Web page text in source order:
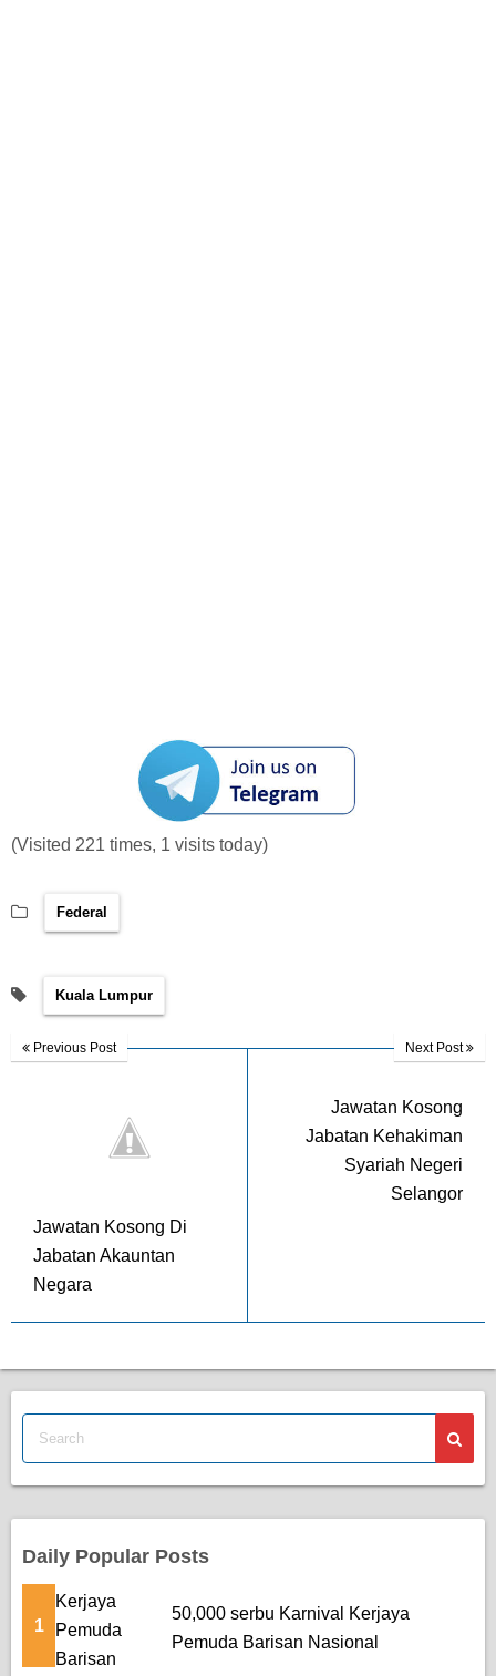
(Visited 221 times, 1 visits today)
Federal
Kuala Lumpur
Previous Post
Jawatan Kosong Di
Jabatan Akauntan
Negara
Next Post
Jawatan Kosong
Jabatan Kehakiman
Syariah Negeri
Selangor
Daily Popular Posts
1
50,000 serbu Karnival Kerjaya
Pemuda Barisan Nasional